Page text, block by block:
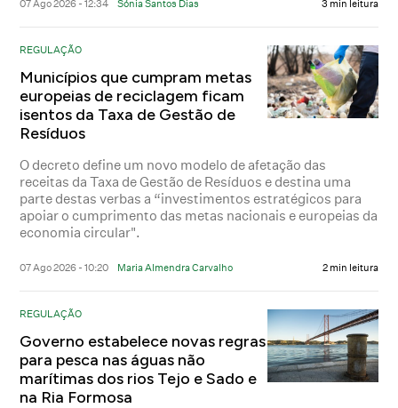
07 Ago 2026 - 12:34 Sónia Santos Dias 3 min leitura
REGULAÇÃO
Municípios que cumpram metas
europeias de reciclagem ficam
isentos da Taxa de Gestão de
Resíduos
O decreto define um novo modelo de afetação das
receitas da Taxa de Gestão de Resíduos e destina uma
parte destas verbas a “investimentos estratégicos para
apoiar o cumprimento das metas nacionais e europeias da
economia circular".
07 Ago 2026 - 10:20 Maria Almendra Carvalho 2 min leitura
REGULAÇÃO
Governo estabelece novas regras
para pesca nas águas não
marítimas dos rios Tejo e Sado e
na Ria Formosa